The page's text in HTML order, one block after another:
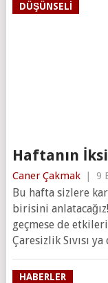
DÜŞÜNSELI
Haftanın
Caner Çakmak | 9
Bu hafta sizlere
birisini
geçmese de
Çaresizlik Sıvısı
HABERLER